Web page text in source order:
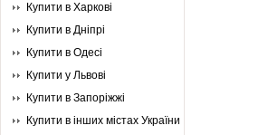
Купити в Харкові
Купити в Дніпрі
Купити в Одесі
Купити у Львові
Купити в Запоріжжі
Купити в інших містах України